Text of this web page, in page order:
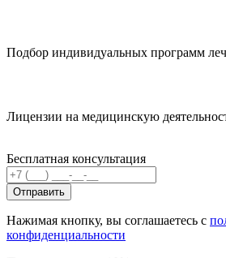
Подбор индивидуальных программ
Лицензии на медицинскую
Бесплатная консультация
Отправить
Нажимая кнопку, вы соглашаетесь с
конфиденциальности